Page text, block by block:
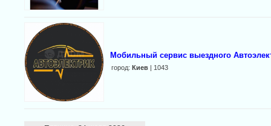
Мобильный сервис выездного
город: Киев | 1043